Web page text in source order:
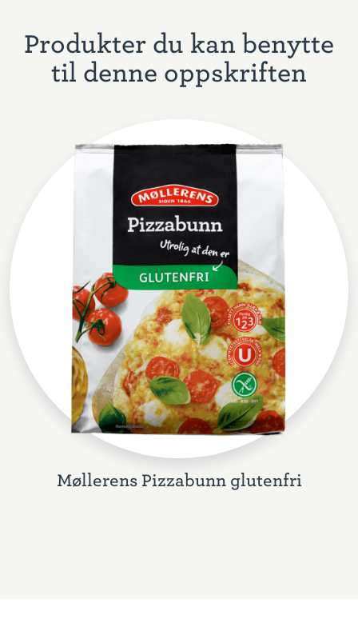
Produkter du kan benytte
til denne oppskriften
Møllerens Pizzabunn glutenfri